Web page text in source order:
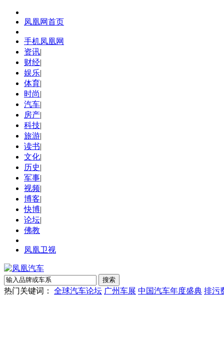
凤凰网首页
手机凤凰网
资讯|
财经|
娱乐|
体育|
时尚|
汽车|
房产|
科技|
旅游|
读书|
文化|
历史|
军事|
视频|
博客|
快博|
论坛|
佛教
凤凰卫视
热门关键词： 全球汽车论坛 广州车展 中国汽车年度盛典 排污